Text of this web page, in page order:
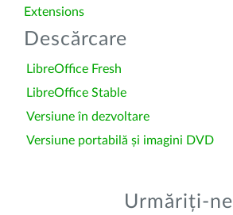
Extensions
Descărcare
LibreOffice Fresh
LibreOffice Stable
Versiune în dezvoltare
Versiune portabilă și imagini DVD
Urmăriți-ne